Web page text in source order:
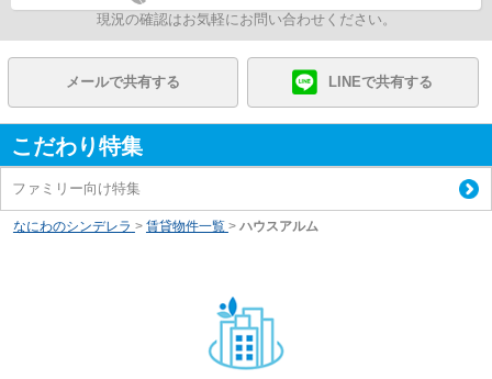
現況の確認はお気軽にお問い合わせください。
メールで共有する LINEで共有する
こだわり特集
ファミリー向け特集
なにわのシンデレラ > 賃貸物件一覧 > ハウスアルム